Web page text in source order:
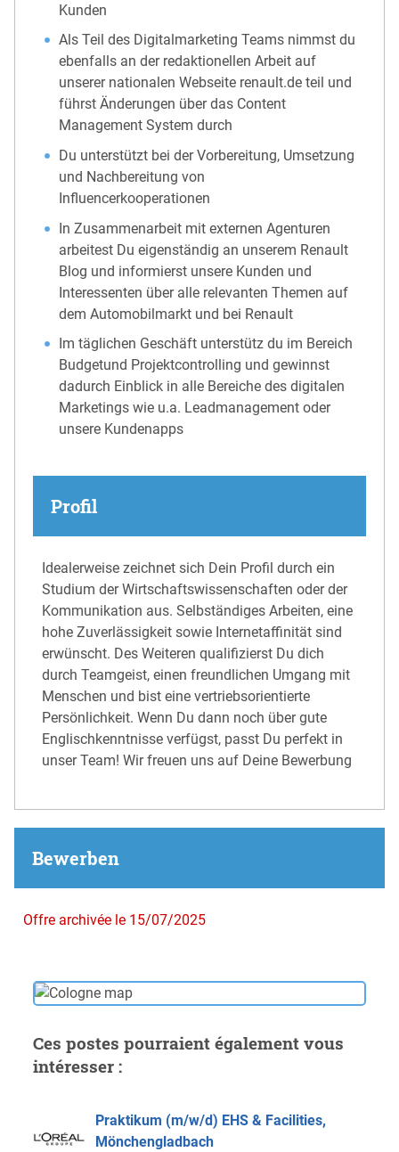
Kunden
Als Teil des Digitalmarketing Teams nimmst du
ebenfalls an der redaktionellen Arbeit auf
unserer nationalen Webseite renault.de teil und
führst Änderungen über das Content
Management System durch
Du unterstützt bei der Vorbereitung, Umsetzung
und Nachbereitung von
Influencerkooperationen
In Zusammenarbeit mit externen Agenturen
arbeitest Du eigenständig an unserem Renault
Blog und informierst unsere Kunden und
Interessenten über alle relevanten Themen auf
dem Automobilmarkt und bei Renault
Im täglichen Geschäft unterstütz du im Bereich
Budgetund Projektcontrolling und gewinnst
dadurch Einblick in alle Bereiche des digitalen
Marketings wie u.a. Leadmanagement oder
unsere Kundenapps
Profil
Idealerweise zeichnet sich Dein Profil durch ein
Studium der Wirtschaftswissenschaften oder der
Kommunikation aus. Selbständiges Arbeiten, eine
hohe Zuverlässigkeit sowie Internetaffinität sind
erwünscht. Des Weiteren qualifizierst Du dich
durch Teamgeist, einen freundlichen Umgang mit
Menschen und bist eine vertriebsorientierte
Persönlichkeit. Wenn Du dann noch über gute
Englischkenntnisse verfügst, passt Du perfekt in
unser Team! Wir freuen uns auf Deine Bewerbung
Bewerben
Offre archivée le 15/07/2025
Ces postes pourraient également vous
intéresser :
Praktikum (m/w/d) EHS & Facilities,
Mönchengladbach